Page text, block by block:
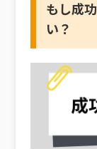
もし成
い？